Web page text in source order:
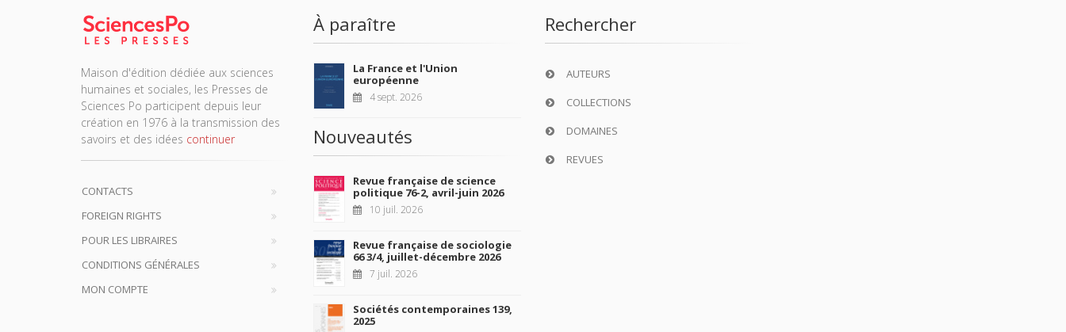
Maison d'édition dédiée aux sciences
humaines et sociales, les Presses de
Sciences Po participent depuis leur
création en 1976 à la transmission des
savoirs et des idées continuer
CONTACTS
FOREIGN RIGHTS
POUR LES LIBRAIRES
CONDITIONS GÉNÉRALES
MON COMPTE
À paraître
La France et l'Union
européenne
4 sept. 2026
Nouveautés
Revue française de science
politique 76-2, avril-juin 2026
10 juil. 2026
Revue française de sociologie
66 3/4, juillet-décembre 2026
7 juil. 2026
Sociétés contemporaines 139,
2025
Rechercher
AUTEURS
COLLECTIONS
DOMAINES
REVUES